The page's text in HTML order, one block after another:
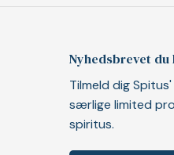
Nyhedsbrevet du
Tilmeld dig
særlige limited
spiritus.